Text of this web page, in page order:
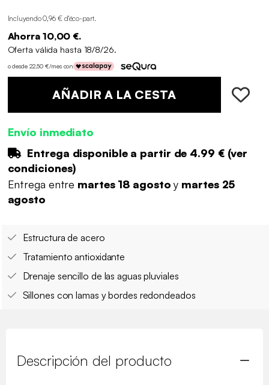
Incluyendo 0,96 € d'éco-part.
Ahorra 10,00 €.
Oferta válida hasta 18/8/26.
o desde 22,50 €/mes con
AÑADIR A LA CESTA
Envío inmediato
Entrega disponible a partir de 4.99 €(ver
condiciones)
Entrega entre martes 18 agostoy martes 25
agosto
Estructura de acero
Tratamiento antioxidante
Drenaje sencillo de las aguas pluviales
Sillones con lamas y bordes redondeados
Descripción del producto